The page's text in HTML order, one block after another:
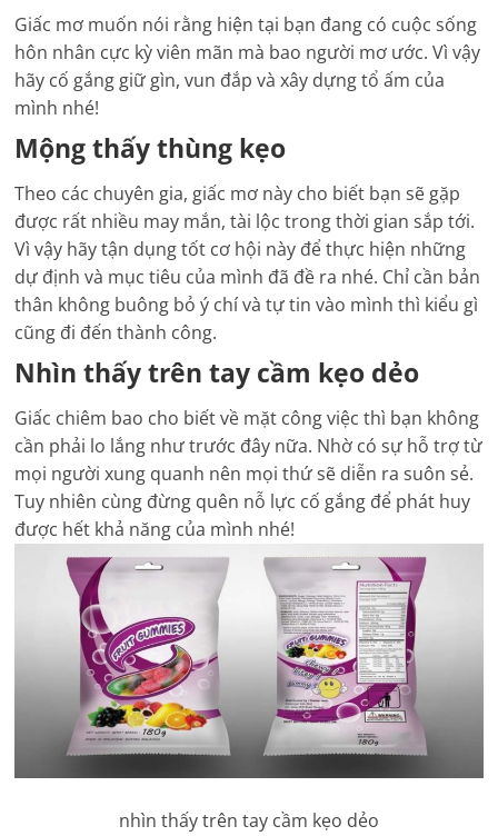
Giấc mơ muốn nói rằng hiện tại bạn đang có cuộc sống
hôn nhân cực kỳ viên mãn mà bao người mơ ước. Vì vậy
hãy cố gắng giữ gìn, vun đắp và xây dựng tổ ấm của
mình nhé!
Mộng thấy thùng kẹo
Theo các chuyên gia, giấc mơ này cho biết bạn sẽ gặp
được rất nhiều may mắn, tài lộc trong thời gian sắp tới.
Vì vậy hãy tận dụng tốt cơ hội này để thực hiện những
dự định và mục tiêu của mình đã đề ra nhé. Chỉ cần bản
thân không buông bỏ ý chí và tự tin vào mình thì kiểu gì
cũng đi đến thành công.
Nhìn thấy trên tay cầm kẹo dẻo
Giấc chiêm bao cho biết về mặt công việc thì bạn không
cần phải lo lắng như trước đây nữa. Nhờ có sự hỗ trợ từ
mọi người xung quanh nên mọi thứ sẽ diễn ra suôn sẻ.
Tuy nhiên cùng đừng quên nỗ lực cố gắng để phát huy
được hết khả năng của mình nhé!
nhìn thấy trên tay cầm kẹo dẻo